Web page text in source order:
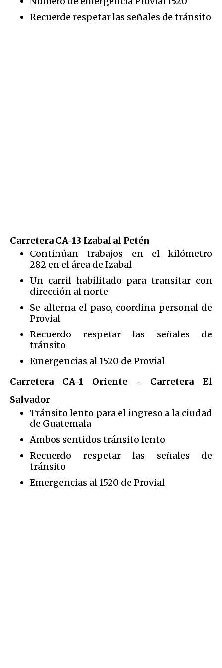
Recuerde respetar las señales de tránsito
Carretera CA-13 Izabal al Petén
Continúan trabajos en el kilómetro
282 en el área de Izabal
Un carril habilitado para transitar con
dirección al norte
Se alterna el paso, coordina personal de
Provial
Recuerdo respetar las señales de
tránsito
Emergencias al 1520 de Provial
Carretera CA-1 Oriente - Carretera El
Salvador
Tránsito lento para el ingreso a la ciudad
de Guatemala
Ambos sentidos tránsito lento
Recuerdo respetar las señales de
tránsito
Emergencias al 1520 de Provial